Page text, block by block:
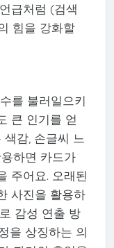
급처럼 (검색
힘을 강화할
를 불러일으키
큰 인기를 얻
감, 손글씨 느
하면 카드가
주어요. 오래된
사진을 활용하
감성 연출 방
을 상징하는 의